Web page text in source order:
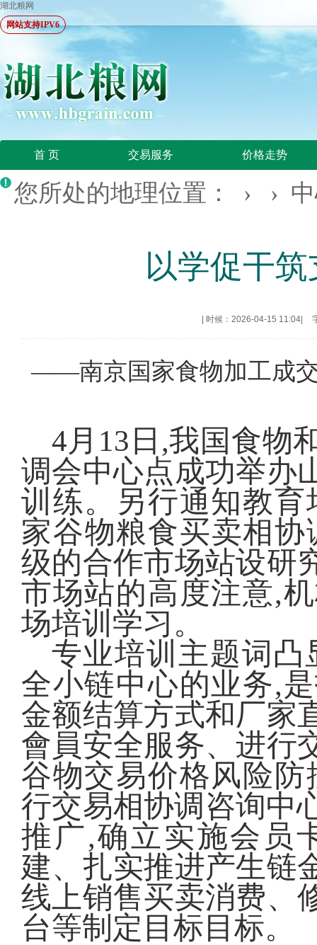
湖北粮网
网站支持IPV6
首 页 交易服务 价格走势
您所处的地理位置： › ›
以学促干
时候：2026-04-15 11:04
——南京国家食物加工成
4月13日,我国食物
调会中心点成功举办
训练。另行通知教
家谷物粮食买卖相
级的合作市场站设研
市场站的高度注意,
场培训学习。
专业培训主题词
全小链中心的业务,
金额结算方式和厂家
會員安全服务、进行
谷物交易价格风险
行交易相协调咨询中
推广,确立实施会员
建、扎实推进产生链
线上销售买卖消费、
台等制定目标目标。